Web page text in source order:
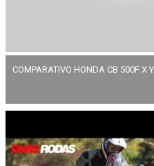
COMPARATIVO HONDA CB 500F X